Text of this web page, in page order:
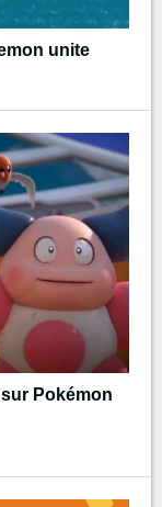
unite
Pokémon